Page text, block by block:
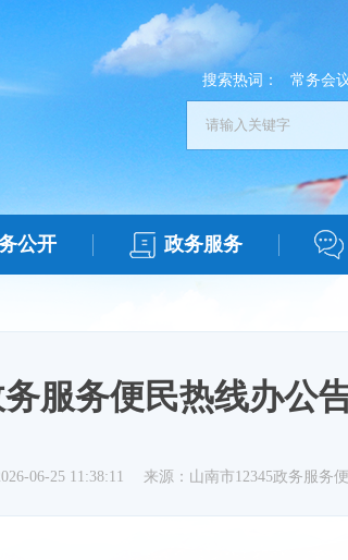
搜索热词： 常务会
公开 政务服务
务服务便民热线办公
06-25 11:38:11 来源：山南市12345政务服务